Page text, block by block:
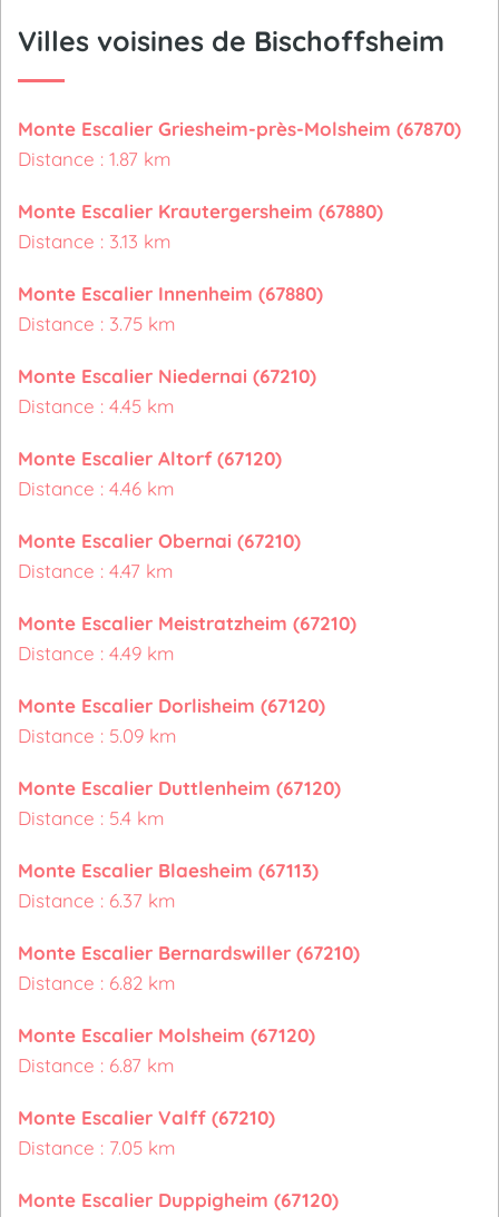
Villes voisines de Bischoffsheim
Monte Escalier Griesheim-près-Molsheim (67870)
Distance : 1.87 km
Monte Escalier Krautergersheim (67880)
Distance : 3.13 km
Monte Escalier Innenheim (67880)
Distance : 3.75 km
Monte Escalier Niedernai (67210)
Distance : 4.45 km
Monte Escalier Altorf (67120)
Distance : 4.46 km
Monte Escalier Obernai (67210)
Distance : 4.47 km
Monte Escalier Meistratzheim (67210)
Distance : 4.49 km
Monte Escalier Dorlisheim (67120)
Distance : 5.09 km
Monte Escalier Duttlenheim (67120)
Distance : 5.4 km
Monte Escalier Blaesheim (67113)
Distance : 6.37 km
Monte Escalier Bernardswiller (67210)
Distance : 6.82 km
Monte Escalier Molsheim (67120)
Distance : 6.87 km
Monte Escalier Valff (67210)
Distance : 7.05 km
Monte Escalier Duppigheim (67120)